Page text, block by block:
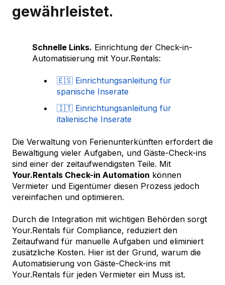
gewährleistet.
Schnelle Links. Einrichtung der Check-in-
Automatisierung mit Your.Rentals:
🇪🇸 Einrichtungsanleitung für
spanische Inserate
🇮🇹 Einrichtungsanleitung für
italienische Inserate
Die Verwaltung von Ferienunterkünften erfordert die
Bewältigung vieler Aufgaben, und Gäste-Check-ins
sind einer der zeitaufwendigsten Teile. Mit
Your.Rentals Check-in Automation können
Vermieter und Eigentümer diesen Prozess jedoch
vereinfachen und optimieren.
Durch die Integration mit wichtigen Behörden sorgt
Your.Rentals für Compliance, reduziert den
Zeitaufwand für manuelle Aufgaben und eliminiert
zusätzliche Kosten. Hier ist der Grund, warum die
Automatisierung von Gäste-Check-ins mit
Your.Rentals für jeden Vermieter ein Muss ist.